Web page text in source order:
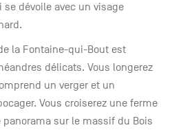
dévoile avec un visage
la Fontaine-qui-Bout est
délicats. Vous longerez
un verger et un
Vous croiserez une ferme
sur le massif du Bois